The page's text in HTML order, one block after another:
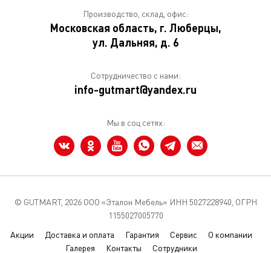
Производство, склад, офис:
Московская область, г. Люберцы,
ул. Дальняя, д. 6
Сотрудничество с нами:
info-gutmart@yandex.ru
Мы в соц сетях:
© GUTMART, 2026 ООО «Эталон Мебель» ИНН 5027228940, ОГРН
1155027005770
Акции
Доставка и оплата Гарантия Сервис
О компании
Галерея
Контакты Сотрудники